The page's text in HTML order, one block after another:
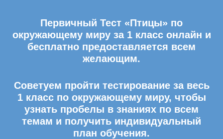
Первичный Тест «Птицы» по
окружающему миру за 1 класс онлайн и
бесплатно предоставляется всем
желающим.
Советуем пройти тестирование за весь
1 класс по окружающему миру, чтобы
узнать пробелы в знаниях по всем
темам и получить индивидуальный
план обучения.